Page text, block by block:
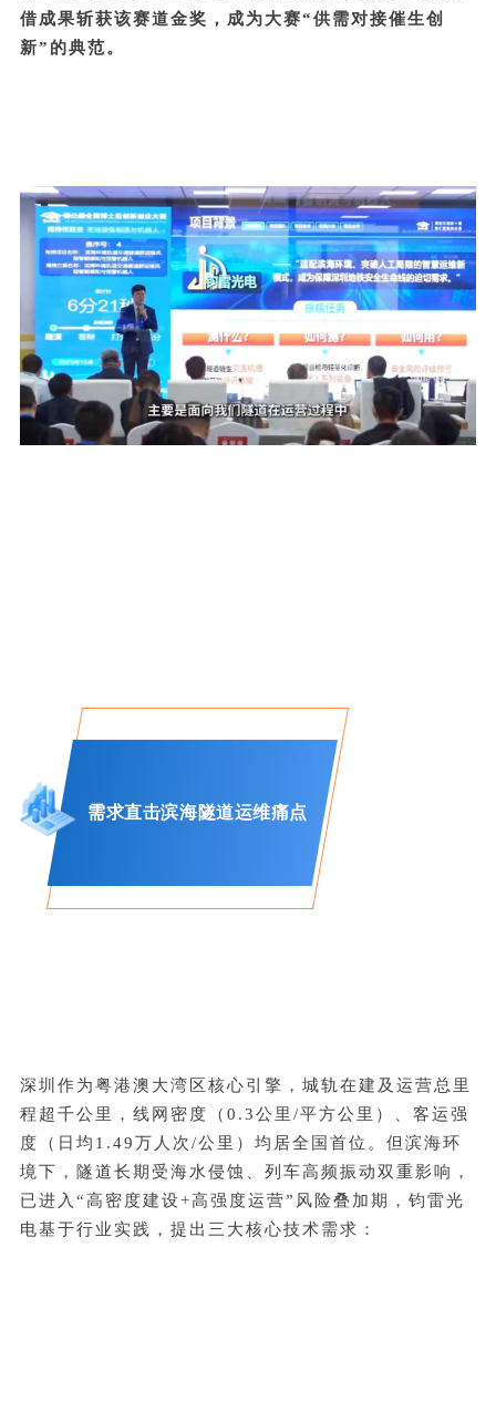
借成果斩获该赛道金奖，成为大赛“供需对接催生创
新”的典范。
需求直击滨海隧道运维痛点
深圳作为粤港澳大湾区核心引擎，城轨在建及运营总里
程超千公里，线网密度（0.3公里/平方公里）、客运强
度（日均1.49万人次/公里）均居全国首位。但滨海环
境下，隧道长期受海水侵蚀、列车高频振动双重影响，
已进入“高密度建设+高强度运营”风险叠加期，钧雷光
电基于行业实践，提出三大核心技术需求：